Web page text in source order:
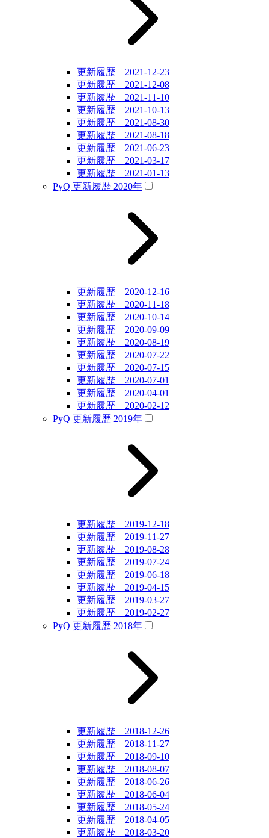
更新履歴 2021-12-23
更新履歴 2021-12-08
更新履歴 2021-11-10
更新履歴 2021-10-13
更新履歴 2021-08-30
更新履歴 2021-08-18
更新履歴 2021-06-23
更新履歴 2021-03-17
更新履歴 2021-01-13
PyQ 更新履歴 2020年
更新履歴 2020-12-16
更新履歴 2020-11-18
更新履歴 2020-10-14
更新履歴 2020-09-09
更新履歴 2020-08-19
更新履歴 2020-07-22
更新履歴 2020-07-15
更新履歴 2020-07-01
更新履歴 2020-04-01
更新履歴 2020-02-12
PyQ 更新履歴 2019年
更新履歴 2019-12-18
更新履歴 2019-11-27
更新履歴 2019-08-28
更新履歴 2019-07-24
更新履歴 2019-06-18
更新履歴 2019-04-15
更新履歴 2019-03-27
更新履歴 2019-02-27
PyQ 更新履歴 2018年
更新履歴 2018-12-26
更新履歴 2018-11-27
更新履歴 2018-09-10
更新履歴 2018-08-07
更新履歴 2018-06-26
更新履歴 2018-06-04
更新履歴 2018-05-24
更新履歴 2018-04-05
更新履歴 2018-03-20